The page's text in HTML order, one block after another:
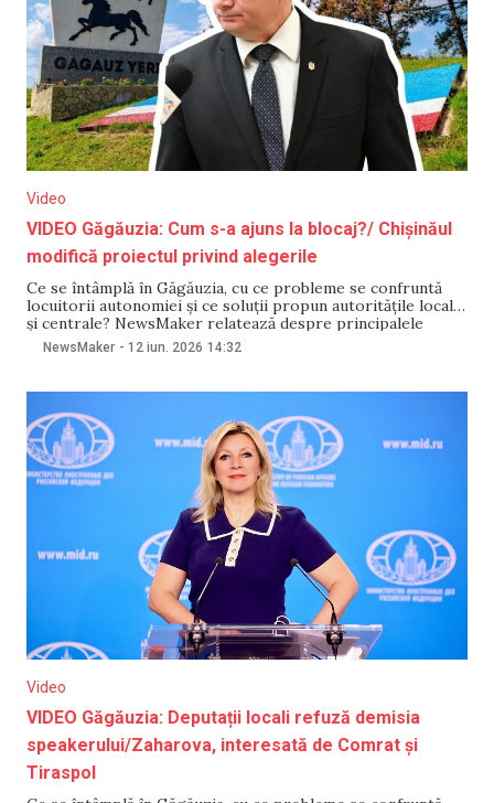
Video
VIDEO Găgăuzia: Cum s-a ajuns la blocaj?/ Chișinăul
modifică proiectul privind alegerile
Ce se întâmplă în Găgăuzia, cu ce probleme se confruntă
locuitorii autonomiei și ce soluții propun autoritățile locale
și centrale? NewsMaker relatează despre principalele
evenimente din autonomie.
NewsMaker - 12 iun. 2026 14:32
Video
VIDEO Găgăuzia: Deputații locali refuză demisia
speakerului/Zaharova, interesată de Comrat și
Tiraspol